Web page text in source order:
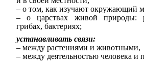
– о том, как изучают окружающий
– о царствах живой природы:
грибах, бактериях;
устанавливать связи:
– между растениями и животными,
– между деятельностью человека и